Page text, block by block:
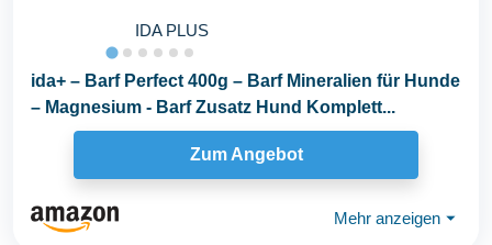
IDA PLUS
ida+ – Barf Perfect 400g – Barf Mineralien für Hunde
– Magnesium - Barf Zusatz Hund Komplett...
Zum Angebot
Mehr anzeigen ⏷